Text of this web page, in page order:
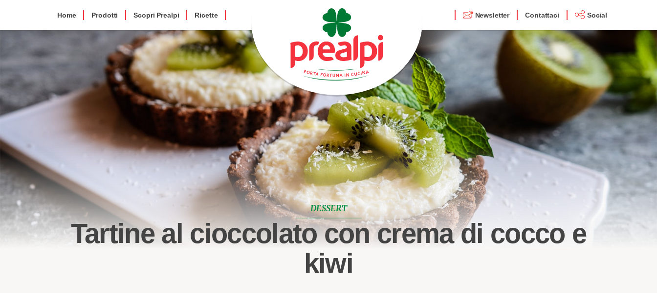
Home Prodotti Scopri Prealpi Ricette Newsletter Contattaci Social
DESSERT
Tartine al cioccolato con crema di cocco e
kiwi